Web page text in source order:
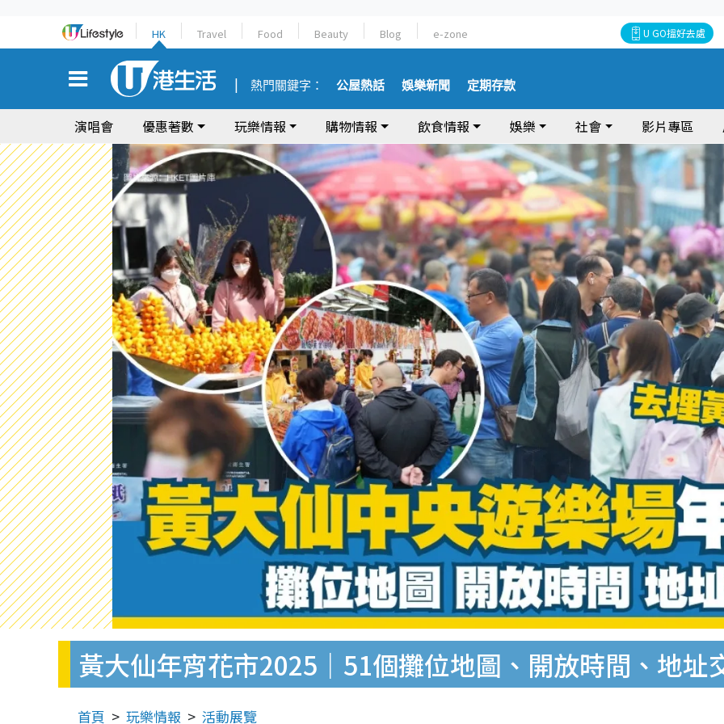
HK Travel Food Beauty Blog e-zone U GO搵好去處
熱門關鍵字： 公屋熱話 娛樂新聞 定期存款
演唱會 優惠著數 玩樂情報 購物情報 飲食情報 娛樂 社會 影片專區
黃大仙年宵花市2025｜51個攤位地圖、開放時間、地址
首頁 玩樂情報 活動展覽